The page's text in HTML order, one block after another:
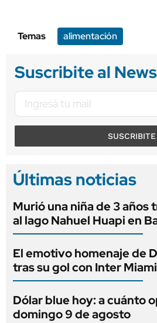
Temas alimentación
Suscribite al
SUSCRIBITE
Últimas noticias
Murió una niña de 3 años
al lago Nahuel Huapi en
El emotivo homenaje de
tras su gol con Inter Miami
Dólar blue hoy: a cuánto
domingo 9 de agosto